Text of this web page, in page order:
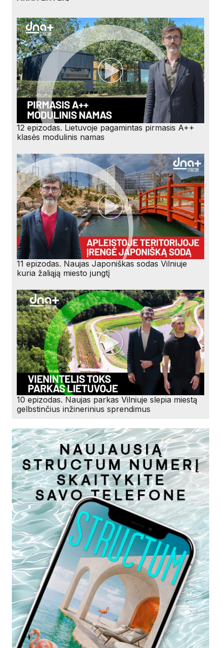
12 epizodas. Lietuvoje pagamintas pirmasis A++
klasės modulinis namas
11 epizodas. Naujas Japoniškas sodas Vilniuje
kuria žaliąją miesto jungtį
10 epizodas. Naujas parkas Vilniuje slepia miestą
gelbstinčius inžinerinius sprendimus